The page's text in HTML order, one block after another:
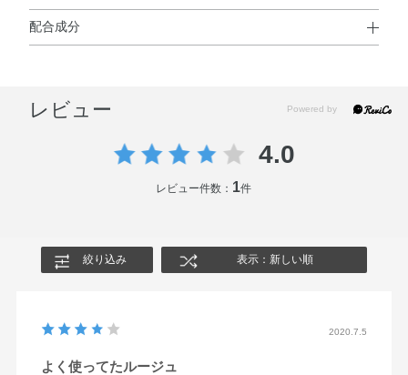
使用方法
は、「戻る」の方向にまわして戻してください。◆ 最初の
３mmほどご使用のあとは出方がかわり、カチカチと音が
しながらほんの少しずつ出るようになります。※３mm以
上はくり出さないでください。やわらかい口紅を保護する
配合成分
エチルヘキサン酸ペンタエリスリチル・炭酸ジアルキル
2・トリイソステアリン酸ポリグリセリル－2・ステアリル
ジメチコン・合成ワックス・マイクロクリスタリンワック
油・カニナバラ果実油・シア脂・ジパルミチン酸アスコル
ビル・トコフェロール・ハチミツ・ヒアルロン酸Na・ホホ
コメヌカ油・ジメチコン・テトラ（ジ－t－ブチルヒドロキ
シヒドロケイヒ酸）ペンタエリスリチル・ハイドロゲンジ
レビュー
4.0
レビュー件数： 1件
絞り込み 表示：新しい順
2020.7.5
よく使ってたルージュ